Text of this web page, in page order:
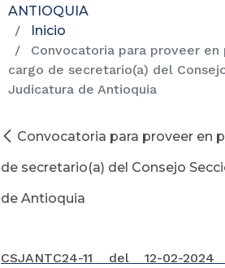
ANTIOQUIA
Inicio
Convocatoria para proveer en
cargo de secretario(a) del
Judicatura de Antioquia
Convocatoria para proveer en
de secretario(a) del Consejo
de Antioquia
CSJANTC24-11 del 12-02-